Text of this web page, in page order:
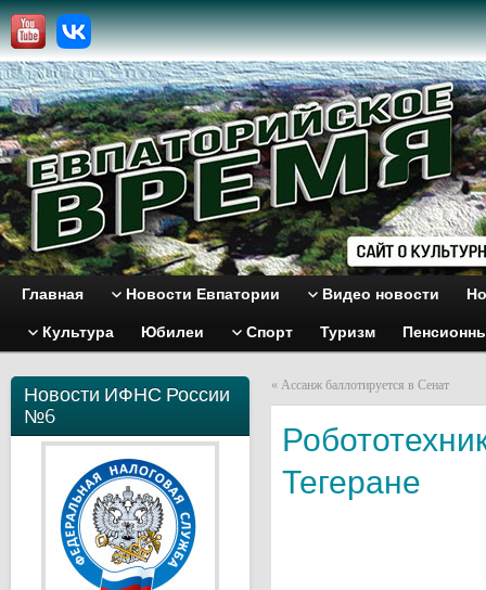
Главная Новости Евпатории Видео новости
Культура Юбилеи Спорт Туризм
Новости ИФНС России
№6
« Ассанж баллотируется в Сенат
Тегеране